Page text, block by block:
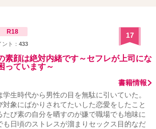
R18
ト： 433
17
素顔は絶対内緒です～セフレが上司にな
っています～
書籍情報
生時代から男性の目を無駄に引いていた。
対象にばかりされてたいした恋愛をしたこと
たび素の自分を晒すのが嫌で職場でも地味に
も日頃のストレスが溜まりセックス目的なだ